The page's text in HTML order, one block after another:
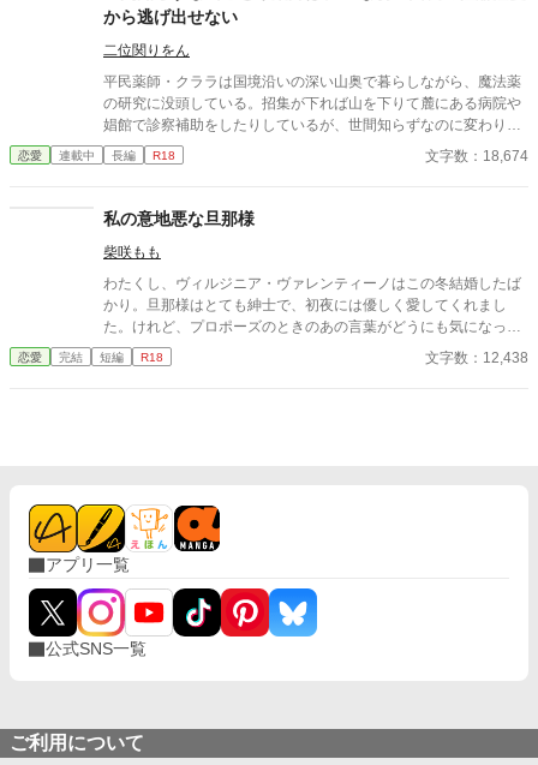
から逃げ出せない
二位関りをん
平民薬師・クララは国境沿いの深い山奥で暮らしながら、魔法薬
の研究に没頭している。招集が下れば山を下りて麓にある病院や
娼館で診察補助をしたりしているが、世間知らずなのに変わりは
ない。 ある日、山の中で倒れている男性を発見。彼はなんと騎士
団長・レイルドで女嫌いの噂を持つ人物だった。 当然女嫌いの噂
が、レイルドには隠している秘密……性癖があった。 ――君の××
××、触らせてもらえないだろうか？
恋愛 連載中 長編 R18 文字数：18,674
私の意地悪な旦那様
柴咲もも
わたくし、ヴィルジニア・ヴァレンティーノはこの冬結婚したば
かり。旦那様はとても紳士で、初夜には優しく愛してくれまし
た。けれど、プロポーズのときのあの言葉がどうにも気になって
仕方がないのです。 ――《嗜虐趣味》って、なんですの？ ※お嬢
様な新妻が性的嗜好に問題ありのイケメン夫に新年早々色々され
恋愛 完結 短編 R18 文字数：12,438
アプリ一覧
公式SNS一覧
ご利用について